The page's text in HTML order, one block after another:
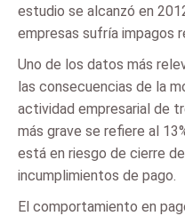
estudio se alcanzó en
empresas sufría impagos
Uno de los datos más
las consecuencias de la
actividad empresarial de
más grave se refiere al
está en riesgo de cierre
incumplimientos de pago.
El comportamiento en